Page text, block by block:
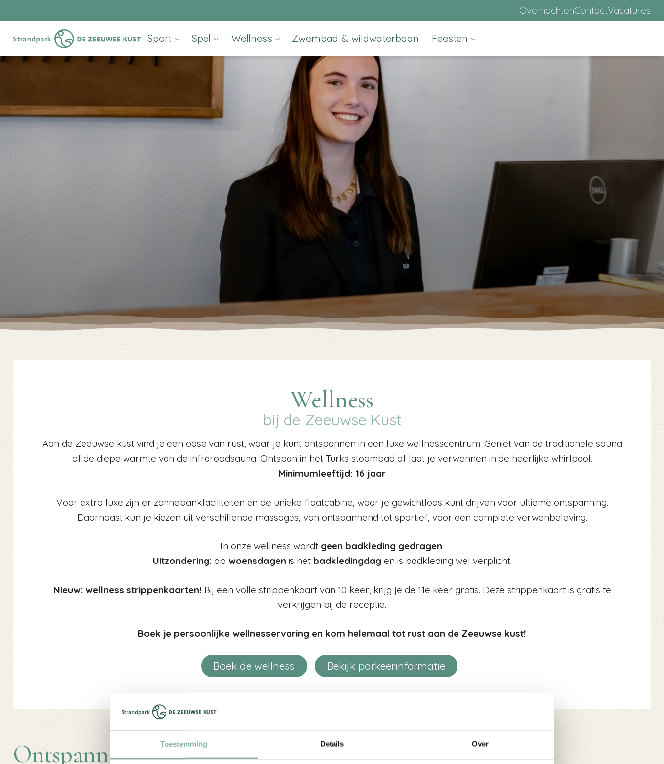
Toestemming Details Over
OvernachtenContactVacatures
Sport Spel Wellness Zwembad & wildwaterbaan Feesten
Wellness
bij de Zeeuwse Kust
Aan de Zeeuwse kust vind je een oase van rust, waar je kunt ontspannen in een luxe wellnesscentrum. Geniet van de traditionele sauna
of de diepe warmte van de infraroodsauna. Ontspan in het Turks stoombad of laat je verwennen in de heerlijke whirlpool.
Minimumleeftijd: 16 jaar
Voor extra luxe zijn er zonnebankfaciliteiten en de unieke floatcabine, waar je gewichtloos kunt drijven voor ultieme ontspanning.
Daarnaast kun je kiezen uit verschillende massages, van ontspannend tot sportief, voor een complete verwenbeleving.
In onze wellness wordt geen badkleding gedragen.
Uitzondering: op woensdagen is het badkledingdag en is badkleding wel verplicht.
Nieuw: wellness strippenkaarten! Bij een volle strippenkaart van 10 keer, krijg je de 11e keer gratis. Deze strippenkaart is gratis te
verkrijgen bij de receptie.
Boek je persoonlijke wellnesservaring en kom helemaal tot rust aan de Zeeuwse kust!
Boek de wellness Bekijk parkeerinformatie
Ontspannen